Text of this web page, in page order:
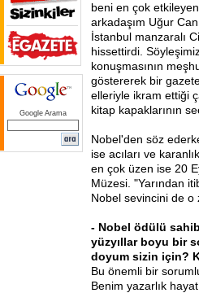
Google Arama
beni en çok
arkadaşım Uğur
İstanbul manzaralı
hissettirdi.
konuşmasının
göstererek bir
elleriyle ikram ettiği
kitap kapaklarının
Nobel'den söz
ise acıları ve
en çok üzen ise 20
Müzesi. "Yarından
Nobel sevincini de o
- Nobel ödülü
yüzyıllar boyu bir
doyum sizin için?
Bu önemli bir
Benim yazarlık